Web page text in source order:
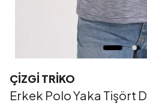
ÇİZGİ TRİKO
Erkek Polo Yaka Tişört